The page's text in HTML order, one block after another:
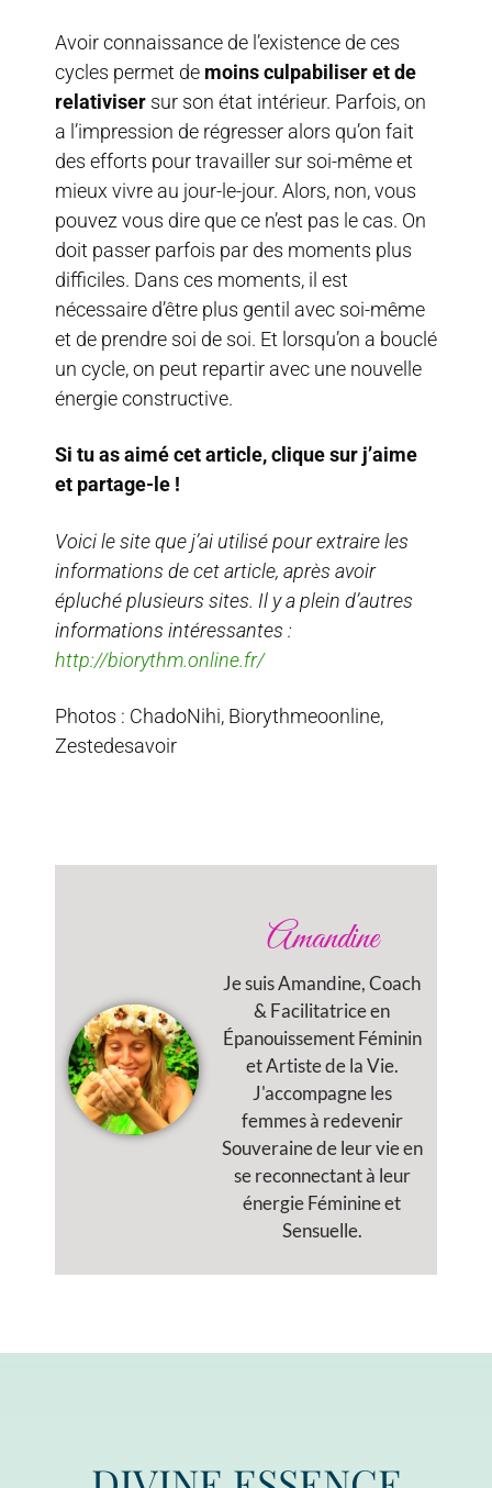
Avoir connaissance de l’existence de ces
cycles permet de moins culpabiliser et de
relativiser sur son état intérieur. Parfois, on
a l’impression de régresser alors qu’on fait
des efforts pour travailler sur soi-même et
mieux vivre au jour-le-jour. Alors, non, vous
pouvez vous dire que ce n’est pas le cas. On
doit passer parfois par des moments plus
difficiles. Dans ces moments, il est
nécessaire d’être plus gentil avec soi-même
et de prendre soi de soi. Et lorsqu’on a bouclé
un cycle, on peut repartir avec une nouvelle
énergie constructive.
Si tu as aimé cet article, clique sur j’aime
et partage-le !
Voici le site que j’ai utilisé pour extraire les
informations de cet article, après avoir
épluché plusieurs sites. Il y a plein d’autres
informations intéressantes :
http://biorythm.online.fr/
Photos : ChadoNihi, Biorythmeoonline,
Zestedesavoir
Amandine
Je suis Amandine, Coach
& Facilitatrice en
Épanouissement Féminin
et Artiste de la Vie.
J'accompagne les
femmes à redevenir
Souveraine de leur vie en
se reconnectant à leur
énergie Féminine et
Sensuelle.